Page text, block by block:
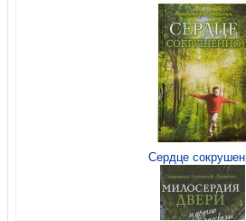
Момент истины
Момент истины. О личной молитве
Сердце